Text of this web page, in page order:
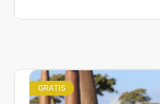
GRATIS